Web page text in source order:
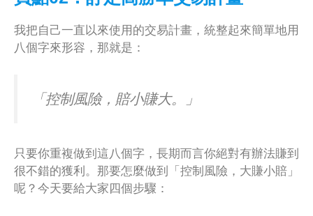
我把自己一直以來使用的交易計畫，統整起來簡單地用
八個字來形容，那就是：
「控制風險，賠小賺大。」
只要你重複做到這八個字，長期而言你絕對有辦法賺到
很不錯的獲利。那要怎麼做到「控制風險，大賺小賠」
呢？今天要給大家四個步驟：